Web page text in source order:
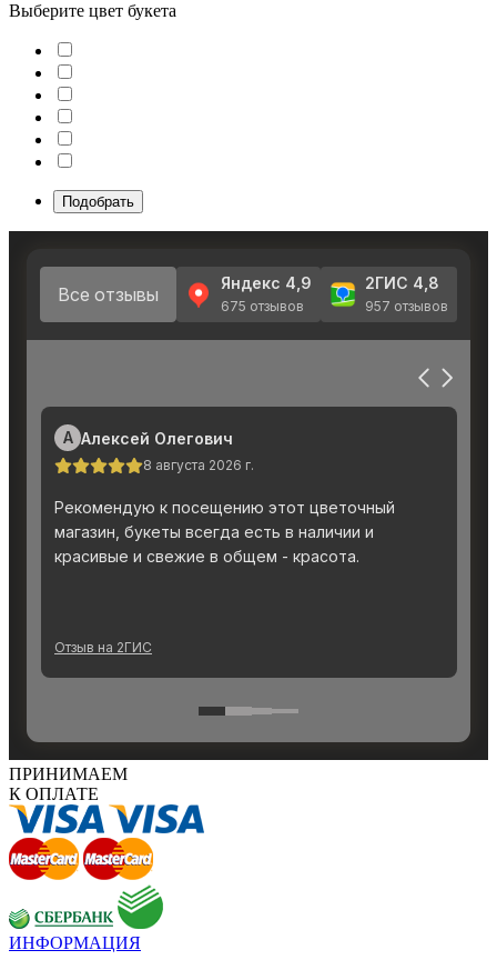
Выберите цвет букета
Подобрать
ПРИНИМАЕМ
К ОПЛАТЕ
ИНФОРМАЦИЯ